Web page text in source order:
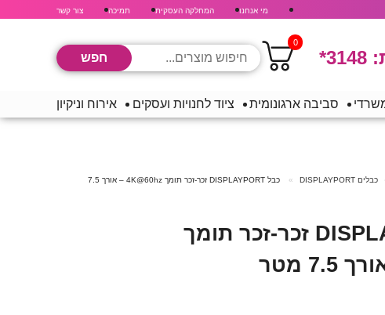
מי אנחנו המחלקה העסקית תמיכה צור קשר
*3148
0
סביבה ארגונומית ציוד לחנויות ועסקים אירוח וניקיון
כבלים DISPLAYPORT
כבל DISPLAYPORT זכר-זכר תומך 4K@60hz – אורך 7.5
כבל DISPLAYPORT זכר-זכר תומך